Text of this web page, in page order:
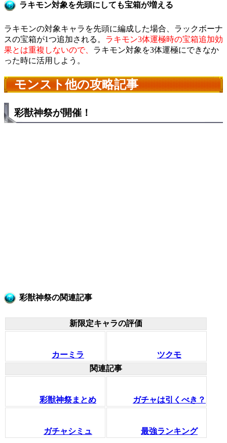
ラキモン対象を先頭にしても宝箱が増える
ラキモンの対象キャラを先頭に編成した場合、ラックボーナ
スの宝箱が1つ追加される。 ラキモン3体運極時の宝箱追加効
果とは重複しないので、 ラキモン対象を3体運極にできなか
った時に活用しよう。
モンスト他の攻略記事
彩獣神祭が開催！
彩獣神祭の関連記事
新限定キャラの評価
カーミラ
ツクモ
関連記事
彩獣神祭まとめ ガチャは引くべき？
ガチャシミュ 最強ランキング